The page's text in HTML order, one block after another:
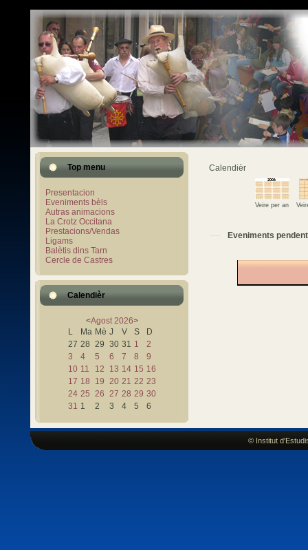
Top menu
Presentacion
Eveniments bèls
Autras animacions
La Crotz Occitana
Prestacions/Vendas
Ligams
Balètis dins Tarn
Cercle de Castres
Calendièr
<Agost 2026>
L
Ma Mè J V S
D
27 28 29 30 31 1
2
3
4 5 6 7 8
9
10 11 12 13 14 15 16
17 18 19 20 21 22 23
24 25 26 27 28 29 30
31 1 2 3 4 5 6
Calendièr
Veire per an
Eveniments pendent
© Institut